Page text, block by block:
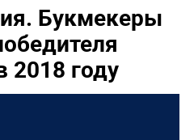
Букмекеры
2018 году